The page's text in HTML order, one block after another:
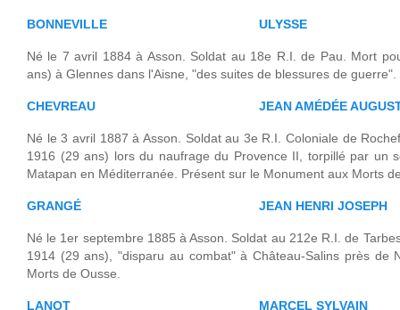
BONNEVILLE ULYSSE
Né le 7 avril 1884 à Asson. Soldat au 18e R.I. de Pau. Mort
ans) à Glennes dans l'Aisne, "des suites de blessures de guerre".
CHEVREAU JEAN AMÉDÉE
Né le 3 avril 1887 à Asson. Soldat au 3e R.I. Coloniale de
1916 (29 ans) lors du naufrage du Provence II, torpillé par un
Matapan en Méditerranée. Présent sur le Monument aux Morts
GRANGÉ JEAN HENRI JOSEPH
Né le 1er septembre 1885 à Asson. Soldat au 212e R.I. de
1914 (29 ans), "disparu au combat" à Château-Salins près de
Morts de Ousse.
LANOT MARCEL SYLVAIN